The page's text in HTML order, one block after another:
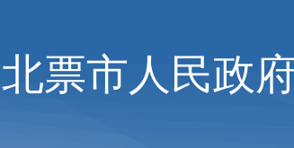
北票市人民政